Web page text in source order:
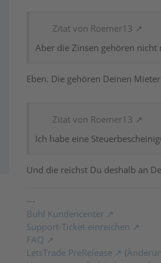
Zitat von Roemer13
Aber die Zinsen gehören nicht
Eben. Die gehören Deinen
Zitat von Roemer13
Ich habe eine
Und die reichst Du deshalb an
---
Buhl Kundencenter
Support-Ticket einreichen
FAQ
LetsTrade PreRelease
(